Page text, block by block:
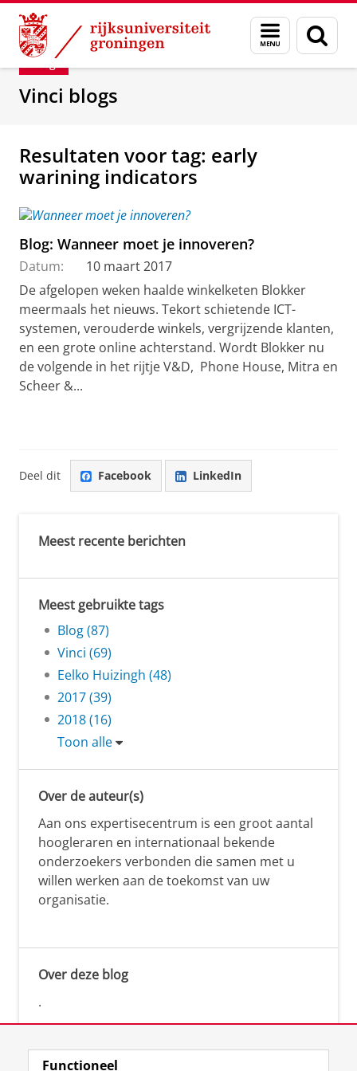
Skip
Content
Skip
Navigation
Menu
en
zoeken
Department of Innovation Management &
Blog
Vinci blogs
Resultaten voor tag: early
warining indicators
Blog: Wanneer moet je innoveren?
Datum:
10 maart 2017
De afgelopen weken haalde winkelketen Blokker
meermaals het nieuws. Tekort schietende ICT-
systemen, verouderde winkels, vergrijzende klanten,
en een grote online achterstand. Wordt Blokker nu
de volgende in het rijtje V&D, Phone House, Mitra en
Scheer &...
Deel dit Facebook LinkedIn
Meest recente berichten
Meest gebruikte tags
Blog (87)
Vinci (69)
Eelko Huizingh (48)
2017 (39)
2018 (16)
Toon alle
Over de auteur(s)
Aan ons expertisecentrum is een groot aantal
hoogleraren en internationaal bekende
onderzoekers verbonden die samen met u
willen werken aan de toekomst van uw
organisatie.
Over deze blog
.
Functioneel